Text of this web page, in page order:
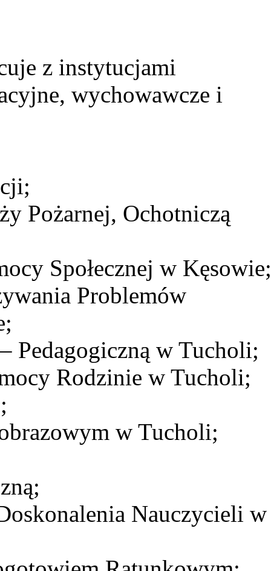
z instytucjami
wychowawcze i
Pożarnej, Ochotniczą
Społecznej w
Problemów
Pedagogiczną w Tucholi;
Rodzinie w Tucholi;
w Tucholi;
Nauczycieli w